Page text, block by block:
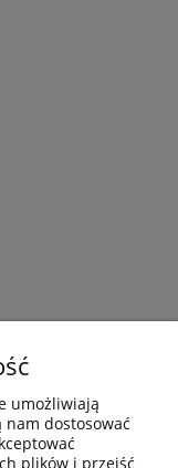
umożliwiają
dostosować
plików i przejść